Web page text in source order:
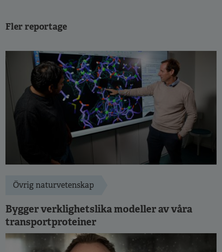
Fler reportage
Övrig naturvetenskap
Bygger verklighetslika modeller av våra
transportproteiner